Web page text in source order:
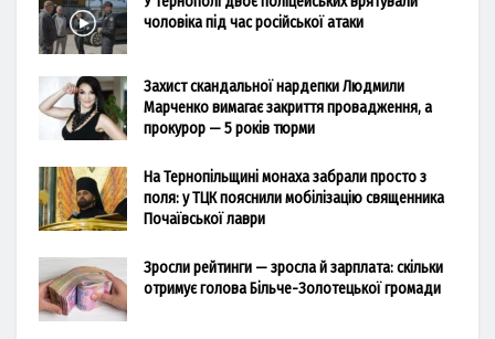
чоловіка під час російської атаки
Захист скандальної нардепки Людмили
Марченко вимагає закриття провадження, а
прокурор — 5 років тюрми
На Тернопільщині монаха забрали просто з
поля: у ТЦК пояснили мобілізацію священника
Почаївської лаври
Зросли рейтинги — зросла й зарплата: скільки
отримує голова Більче-Золотецької громади